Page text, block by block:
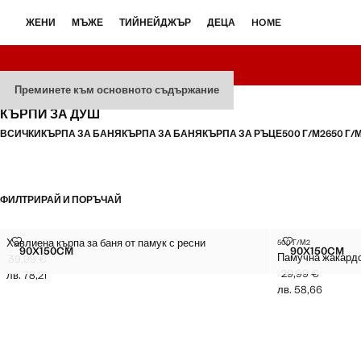
Преминете към основното съдържание
ЖЕНИ МЪЖЕ ТИЙНЕЙДЖЪР ДЕЦА HOME
КЪРПИ ЗА ДУШ
ВСИЧКИКЪРПА ЗА БАНЯКЪРПА ЗА БАНЯКЪРПА ЗА РЪЦЕ500 Г/М2650 Г/
ФИЛТРИРАЙ И ПОРЪЧАЙ
Размери
90X150CMХАВЛИЕНА КЪРПА ЗА БАНЯ ОТ ПАМУК С РЕСНИ
Хавлиена кърпа за баня от памук с ресни
ХАВЛИЕНА КЪРПА ЗА БАНЯ ОТ ПАМУК С РЕСНИ
Текуща цена [39,99 € лв. 78,21]
39,99 €
лв. 78,21
Размери
90X150CM
500 Г/М2
Памучна
ПАМУЧНА
Текуща цена
29,99 €
лв. 58,66